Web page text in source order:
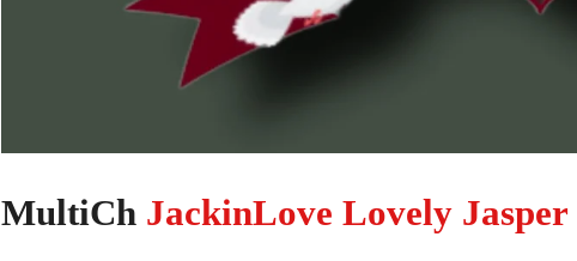
MultiCh JackinLove Lovely Jasper